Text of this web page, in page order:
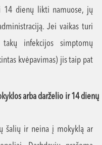
14 dienų likti namuose, jų
Jei vaikas turi
infekcijos simptomų
kvėpavimas) jis taip pat
arba darželio ir 14 dienų
šalių ir neina į mokyklą ar